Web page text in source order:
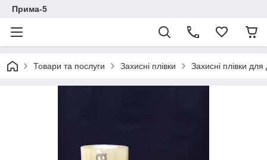
Прима-5
Товари та послуги Захисні плівки Захисні плівки для